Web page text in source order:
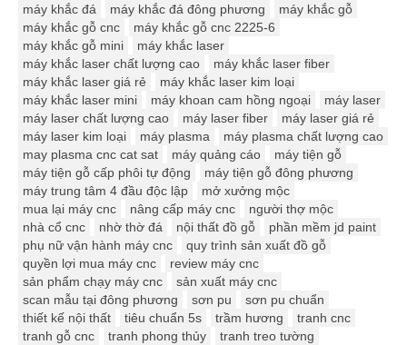
máy khắc đá
máy khắc đá đông phương
máy khắc gỗ
máy khắc gỗ cnc
máy khắc gỗ cnc 2225-6
máy khắc gỗ mini
máy khắc laser
máy khắc laser chất lượng cao
máy khắc laser fiber
máy khắc laser giá rẻ
máy khắc laser kim loại
máy khắc laser mini
máy khoan cam hồng ngoại
máy laser
máy laser chất lượng cao
máy laser fiber
máy laser giá rẻ
máy laser kim loại
máy plasma
máy plasma chất lượng cao
may plasma cnc cat sat
máy quảng cáo
máy tiện gỗ
máy tiện gỗ cấp phôi tự động
máy tiện gỗ đông phương
máy trung tâm 4 đầu độc lập
mở xưởng mộc
mua lại máy cnc
nâng cấp máy cnc
người thợ mộc
nhà cổ cnc
nhờ thờ đá nội thất đồ gỗ
phần mềm jd paint
phụ nữ vận hành máy cnc
quy trình sản xuất đồ gỗ
quyền lợi mua máy cnc
review máy cnc
sản phẩm chạy máy cnc
sản xuất máy cnc
scan mẫu tại đông phương
sơn pu
sơn pu chuẩn
thiết kế nội thất
tiêu chuẩn 5s trầm hương
tranh cnc
tranh gỗ cnc
tranh phong thủy tranh treo tường